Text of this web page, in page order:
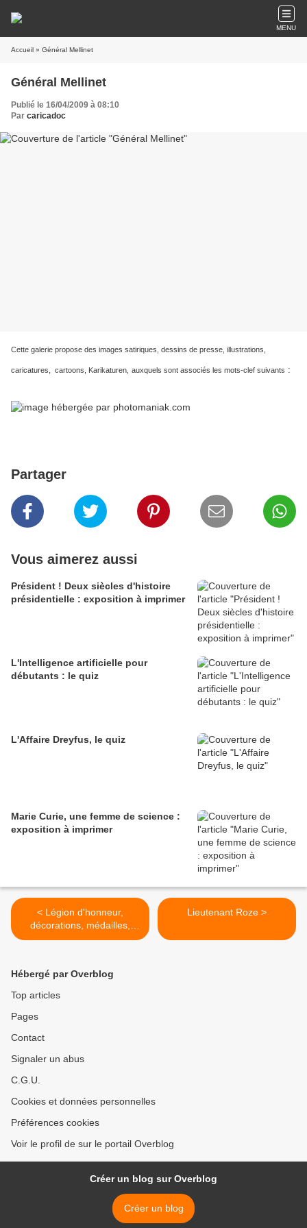
MENU
Accueil » Général Mellinet
Général Mellinet
Publié le 16/04/2009 à 08:10
Par caricadoc
Cette galerie propose des images satiriques, dessins de presse, illustrations,
caricatures, cartoons, Karikaturen, auxquels sont associés les mots-clef suivants :
Partager
Vous aimerez aussi
Président ! Deux siècles d'histoire
présidentielle : exposition à imprimer
L'Intelligence artificielle pour
débutants : le quiz
L'Affaire Dreyfus, le quiz
Marie Curie, une femme de science :
exposition à imprimer
< Légion d'honneur,
décorations, médailles,
palmes académiques
Lieutenant Roze >
Hébergé par Overblog
Top articles
Pages
Contact
Signaler un abus
C.G.U.
Cookies et données personnelles
Préférences cookies
Voir le profil de sur le portail Overblog
Créer un blog sur Overblog
Créer un blog